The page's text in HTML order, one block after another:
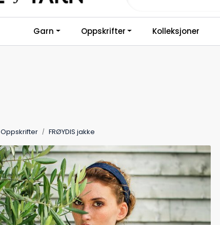
Garn Oppskrifter Kolleksjoner
Oppskrifter FRØYDIS jakke